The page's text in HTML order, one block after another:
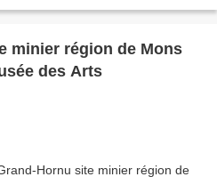
des Arts